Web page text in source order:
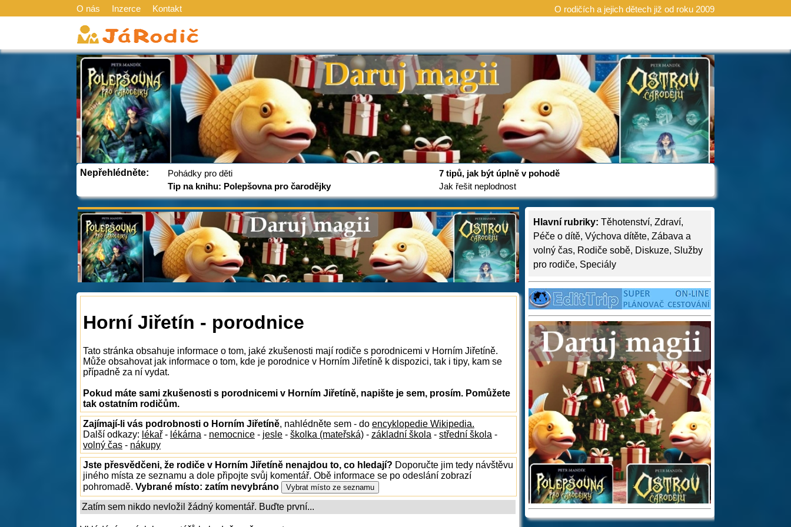
O nás Inzerce Kontakt O rodičích a jejich dětech již od roku 2009
Nepřehlédněte:
Pohádky pro děti
Tip na knihu: Polepšovna pro čarodějky
7 tipů, jak být úplně v pohodě
Jak řešit neplodnost
Hlavní rubriky: Těhotenství, Zdraví,
Péče o dítě, Výchova dítěte, Zábava a
volný čas, Rodiče sobě, Diskuze, Služby
pro rodiče, Speciály
Horní Jiřetín - porodnice
Tato stránka obsahuje informace o tom, jaké zkušenosti mají rodiče s porodnicemi v Horním Jiřetíně.
Může obsahovat jak informace o tom, kde je porodnice v Horním Jiřetíně k dispozici, tak i tipy, kam se
případně za ní vydat.
Pokud máte sami zkušenosti s porodnicemi v Horním Jiřetíně, napište je sem, prosím. Pomůžete
tak ostatním rodičům.
Zajímají-li vás podrobnosti o Horním Jiřetíně, nahlédněte sem - do encyklopedie Wikipedia.
Další odkazy: lékař - lékárna - nemocnice - jesle - školka (mateřská) - základní škola - střední škola -
volný čas - nákupy
Jste přesvědčeni, že rodiče v Horním Jiřetíně nenajdou to, co hledají? Doporučte jim tedy návštěvu
jiného místa ze seznamu a dole připojte svůj komentář. Obě informace se po odeslání zobrazí
pohromadě. Vybrané místo: zatím nevybráno
Zatím sem nikdo nevložil žádný komentář. Buďte první...